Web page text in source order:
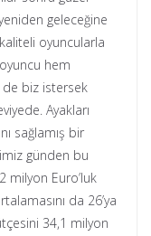
geleceğine
oyuncularla
hem
de biz istersek
Ayakları
sağlamış bir
günden bu
milyon Euro’luk
da 26’ya
34,1 milyon